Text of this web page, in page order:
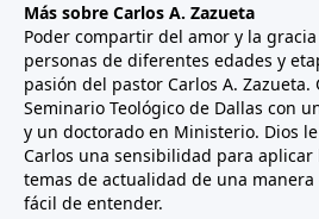
Más sobre Carlos A. Zazueta
Poder compartir del amor y la
personas de diferentes edades y
pasión del pastor Carlos A. Zazueta.
Seminario Teológico de Dallas con
y un doctorado en Ministerio. Dios
Carlos una sensibilidad para
temas de actualidad de una
fácil de entender.